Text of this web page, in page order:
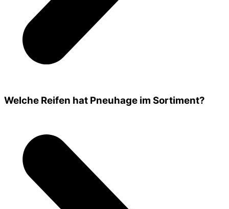
Welche Reifen hat Pneuhage im Sortiment?